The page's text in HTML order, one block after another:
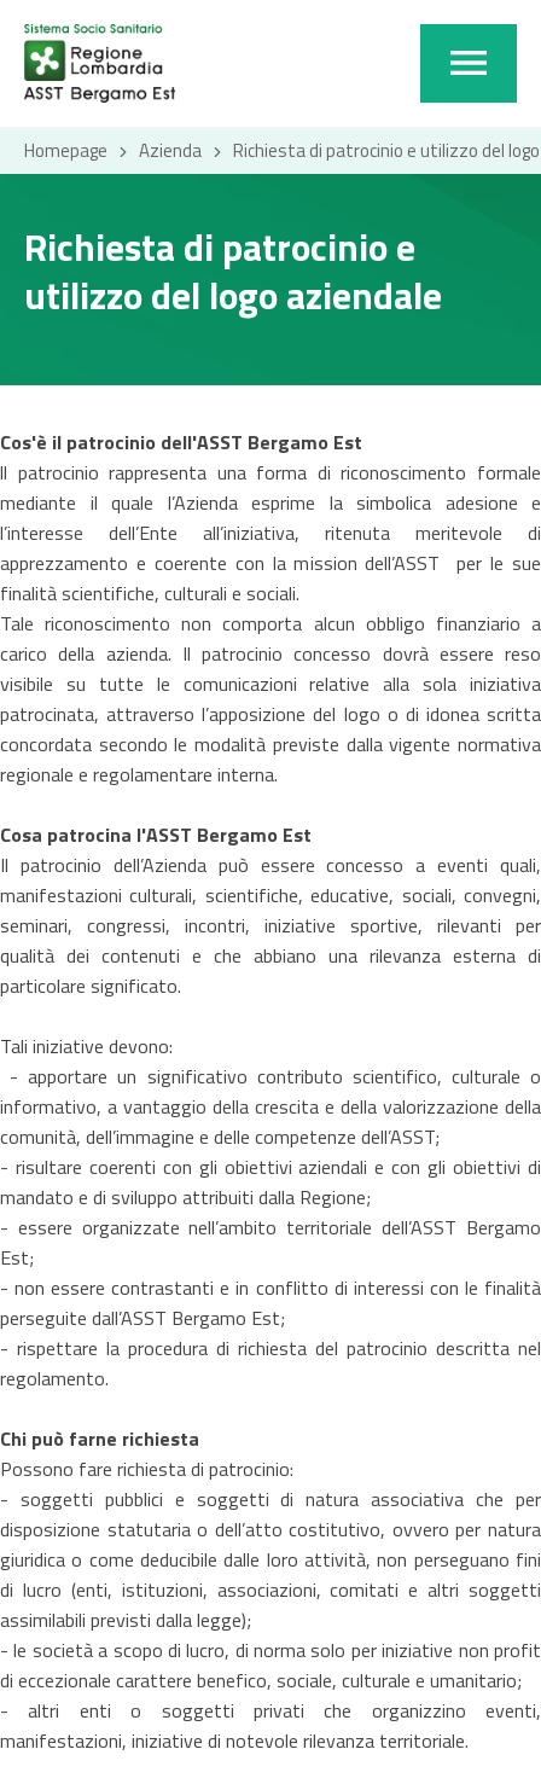
Homepage Azienda Richiesta di patrocinio e utilizzo del
Richiesta di patrocinio e
utilizzo del logo aziendale
Cos'è il patrocinio dell'ASST Bergamo Est
ll patrocinio rappresenta una forma di riconoscimento formale
mediante il quale l’Azienda esprime la simbolica adesione e
l’interesse dell’Ente all’iniziativa, ritenuta meritevole di
apprezzamento e coerente con la mission dell’ASST per le sue
finalità scientifiche, culturali e sociali.
Tale riconoscimento non comporta alcun obbligo finanziario a
carico della azienda. Il patrocinio concesso dovrà essere reso
visibile su tutte le comunicazioni relative alla sola iniziativa
patrocinata, attraverso l’apposizione del logo o di idonea scritta
concordata secondo le modalità previste dalla vigente normativa
regionale e regolamentare interna.
Cosa patrocina l'ASST Bergamo Est
Il patrocinio dell’Azienda può essere concesso a eventi quali,
manifestazioni culturali, scientifiche, educative, sociali, convegni,
seminari, congressi, incontri, iniziative sportive, rilevanti per
qualità dei contenuti e che abbiano una rilevanza esterna di
particolare significato.
Tali iniziative devono:
- apportare un significativo contributo scientifico, culturale o
informativo, a vantaggio della crescita e della valorizzazione della
comunità, dell’immagine e delle competenze dell’ASST;
- risultare coerenti con gli obiettivi aziendali e con gli obiettivi di
mandato e di sviluppo attribuiti dalla Regione;
- essere organizzate nell’ambito territoriale dell’ASST Bergamo
Est;
- non essere contrastanti e in conflitto di interessi con le finalità
perseguite dall’ASST Bergamo Est;
- rispettare la procedura di richiesta del patrocinio descritta nel
regolamento.
Chi può farne richiesta
Possono fare richiesta di patrocinio:
- soggetti pubblici e soggetti di natura associativa che per
disposizione statutaria o dell’atto costitutivo, ovvero per natura
giuridica o come deducibile dalle loro attività, non perseguano fini
di lucro (enti, istituzioni, associazioni, comitati e altri soggetti
assimilabili previsti dalla legge);
- le società a scopo di lucro, di norma solo per iniziative non profit
di eccezionale carattere benefico, sociale, culturale e umanitario;
- altri enti o soggetti privati che organizzino eventi,
manifestazioni, iniziative di notevole rilevanza territoriale.